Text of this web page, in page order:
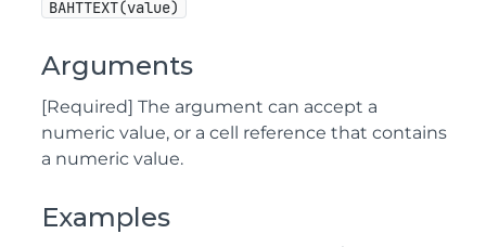
BAHTTEXT(value)
Arguments
[Required] The argument can accept a
numeric value, or a cell reference that contains
a numeric value.
Examples